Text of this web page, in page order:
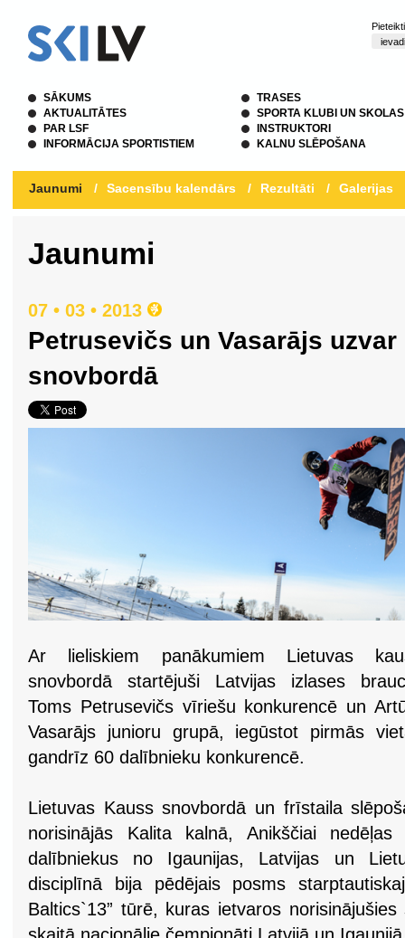
SĀKUMS
AKTUALITĀTES
PAR LSF
INFORMĀCIJA SPORTISTIEM
TRASES
SPORTA KLUBI UN SKOLAS
INSTRUKTORI
KALNU SLĒPOŠANA
Jaunumi / Sacensību kalendārs / Rezultāti / Galerijas
Jaunumi
07 • 03 • 2013
Petrusevičs un Vasarājs
snovbordā
Ar lieliskiem panākumiem Lietuvas
snovbordā startējuši Latvijas izlases
Toms Petrusevičs vīriešu konkurencē un
Vasarājs junioru grupā, iegūstot pirmās
gandrīz 60 dalībnieku konkurencē.
Lietuvas Kauss snovbordā un frīstaila
norisinājās Kalita kalnā, Anikščiai
dalībniekus no Igaunijas, Latvijas un
disciplīnā bija pēdējais posms
Baltics`13” tūrē, kuras ietvaros